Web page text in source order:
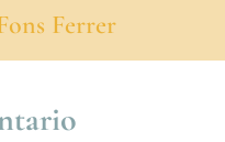
Ferrer